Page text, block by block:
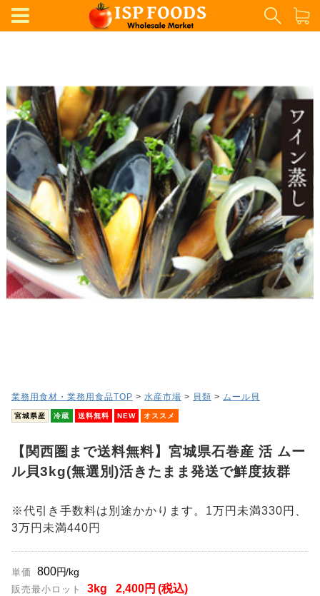
業務用食材・業務用食品TOP > 水産市場 > 貝類 > ムール貝
宮城県産 冷蔵 送料無料 NEW オススメ
【関西圏まで送料無料】宮城県石巻産 活 ムー
ル貝3kg(無選別)活きたまま発送で鮮度抜群
※代引き手数料は別途かかります。1万円未満330円、
3万円未満440円
単価 800円/kg
販売最小ロット 3kg 2,400円 (税込)